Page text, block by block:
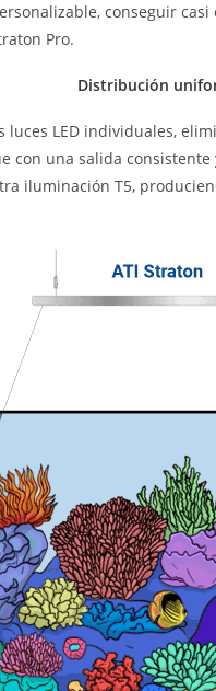
conseguir
Pro.
Distribución
LED individuales,
con una salida
iluminación T5,